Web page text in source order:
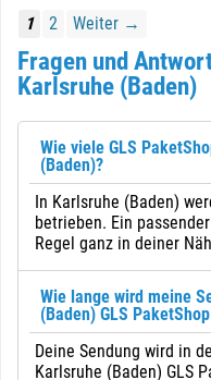
1 2 Weiter →
Fragen und
Karlsruhe (Baden)
Wie viele GLS
(Baden)?
In Karlsruhe (Baden)
betrieben. Ein
Regel ganz in deiner
Wie lange wird meine
(Baden) GLS
Deine Sendung wird in
Karlsruhe (Baden) GLS